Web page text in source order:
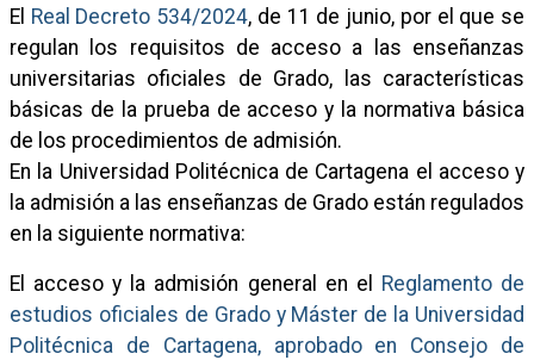
El Real Decreto 534/2024, de 11 de junio, por el que se
regulan los requisitos de acceso a las enseñanzas
universitarias oficiales de Grado, las características
básicas de la prueba de acceso y la normativa básica
de los procedimientos de admisión.
En la Universidad Politécnica de Cartagena el acceso y
la admisión a las enseñanzas de Grado están regulados
en la siguiente normativa:
El acceso y la admisión general en el
Reglamento de
estudios oficiales de Grado y Máster de la Universidad
Politécnica de Cartagena, aprobado en Consejo de